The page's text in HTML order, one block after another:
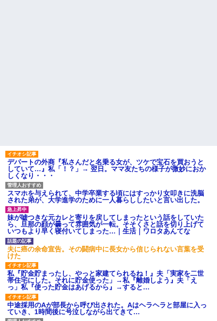
の？ｗｗ」「逆に超安い」
私「ちょっと、人の家の金庫
触らないでよ！」キチママ『そ
こに金庫があったから、開けて
みようとしただけ☆』義兄「泥
は出てけ！二度と来るな！」結
果・・・
私「初めて飲む味だけどなん
のお茶？」彼「ちっ！」私「」
【GIF】JSのカンチョーワロ
タ
後続車にクラクションを鳴ら
され彼氏が逆切れ。「何クラク
ション鳴らしてんだ！降りてこ
いよ！」と怒鳴りだし...
【衝撃】報酬100万円超の治験
募集がこちらｗｗｗｗｗ(※画像
あり)
【ネット騒然】惨殺されたタ
ワマン頂き女子のこの動画、す
げえええええｗｗｗｗｗｗｗｗ
ｗｗｗ
デパートの外商『私さんだと名乗る女が、ツケで宝石を買おうと
していて…』私「！？」→ 翌日。ママ友たちの様子が微妙におか
しくなり・・・
スマホを与えられて、中学卒業する頃にはすっかり女叩きに洗脳
された弟が、大学進学のために一人暮らししたいと言い出した。
妹が嘘つきな元カレと寄りを戻してしまったという話をしていた
ら、旦那の顔が曇って雰囲気が一転。そそくさと話を切り上げて
いつもより早く寝付いてしまった…｜生活｜ワロタあんてな
夫に癌の余命宣告。その闘病中に長女から信じられない言葉を受
けた
私『貯金貯まったし、やっと家建てられるね！』夫「実家を二世
帯住宅にした。それに貯金使った」→私『離婚しよう』夫「え
っ」私『使った貯金はあげるから』→すると…
中途採用のAが部長から呼び出された。Aはヘラヘラと部屋に入っ
ていき、1時間後に号泣しながら出てきて…